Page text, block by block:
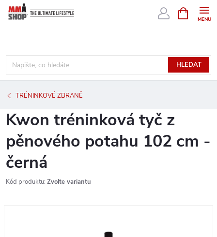
Přejít
HLEDAT
NÁKUPNÍ
KOŠÍK
TRÉNINKOVÉ ZBRANĚ
Kwon tréninková tyč z
pěnového potahu 102 cm -
černá
Kód produktu: Zvolte variantu